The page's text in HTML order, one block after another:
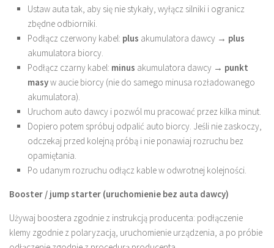
Ustaw auta tak, aby się nie stykały, wyłącz silniki i ogranicz
zbędne odbiorniki.
Podłącz czerwony kabel: plus akumulatora dawcy → plus
akumulatora biorcy.
Podłącz czarny kabel: minus akumulatora dawcy → punkt
masyw aucie biorcy (nie do samego minusa rozładowanego
akumulatora).
Uruchom auto dawcy i pozwól mu pracować przez kilka minut.
Dopiero potem spróbuj odpalić auto biorcy. Jeśli nie zaskoczy,
odczekaj przed kolejną próbą i nie ponawiaj rozruchu bez
opamiętania.
Po udanym rozruchu odłącz kable w odwrotnej kolejności.
Booster / jump starter (uruchomienie bez auta dawcy)
Używaj boostera zgodnie z instrukcją producenta: podłączenie
klemy zgodnie z polaryzacją, uruchomienie urządzenia, a po próbie